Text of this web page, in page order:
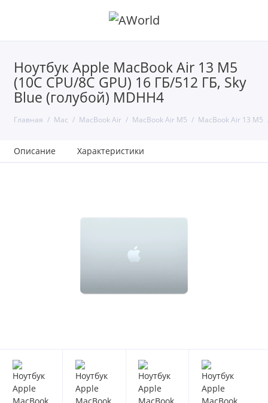
Ноутбук Apple MacBook Air 13 M5
(10C CPU/8C GPU) 16 ГБ/512 ГБ, Sky
Blue (голубой) MDHH4
Главная Mac MacBook Air MacBook Air M5 MacBook Air 13 M5
Описание Характеристики